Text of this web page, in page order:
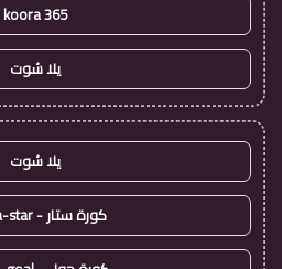
koora 365
يلا شوت
يلا شوت
كورة ستار - koora-star